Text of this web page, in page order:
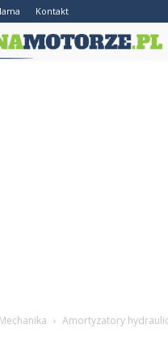
Kontakt
Mechanika Amortyzatory